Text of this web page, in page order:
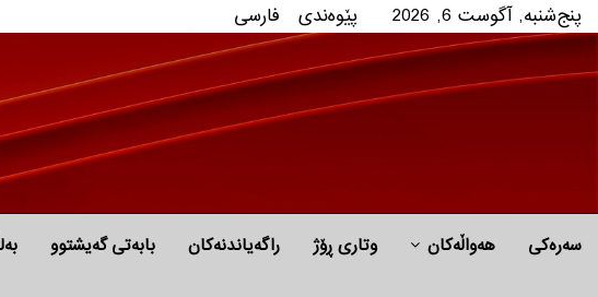
پنج‌شنبه, آگوست 6, 2026 پێوه‌ندی فارسی
سەرەکی هه‌واڵه‌کان وتاری ڕۆژ راگه‌یاندنه‌كان بابه‌تی گه‌یشتوو